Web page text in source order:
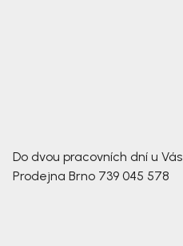
Do dvou pracovních dní u Vás
Prodejna Brno 739 045 578